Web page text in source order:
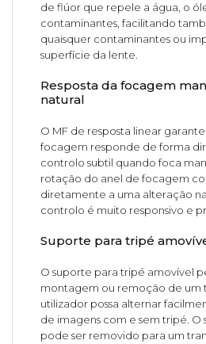
de flúor que repele a água, o
contaminantes, facilitando
quaisquer contaminantes ou
superfície da lente.
Resposta da focagem
natural
O MF de resposta linear
focagem responde de forma
controlo subtil quando foca
rotação do anel de focagem
diretamente a uma alteração
controlo é muito responsivo e
Suporte para tripé
O suporte para tripé amovível
montagem ou remoção de um
utilizador possa alternar
de imagens com e sem tripé.
pode ser removido para um